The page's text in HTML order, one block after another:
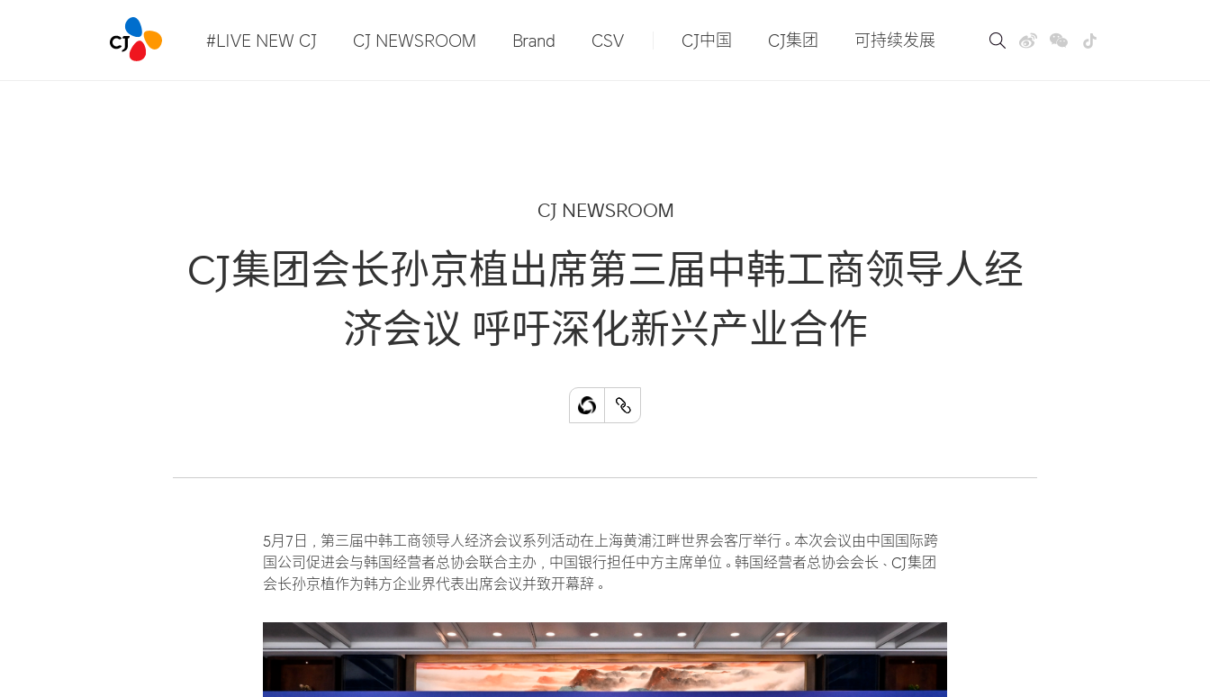
#LIVE NEW CJ CJ NEWSROOM Brand CSV CJ中国 CJ集团 可持续发展
CJ NEWSROOM
CJ集团会长孙京植出席第三届中韩工商领导人经
济会议 呼吁深化新兴产业合作
5月7日，第三届中韩工商领导人经济会议系列活动在上海黄浦江畔世界会客厅举行。本次会议由中国国际跨
国公司促进会与韩国经营者总协会联合主办，中国银行担任中方主席单位。韩国经营者总协会会长、CJ集团
会长孙京植作为韩方企业界代表出席会议并致开幕辞。